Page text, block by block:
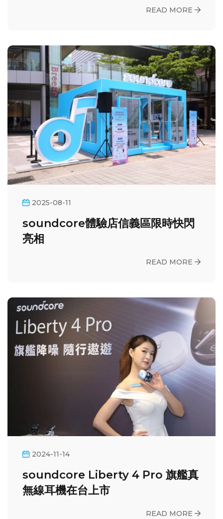
READ MORE
2025-08-11
soundcore體驗店信義區限時快閃
亮相
READ MORE
2024-11-14
soundcore Liberty 4 Pro 旗艦真
無線耳機在台上市
READ MORE